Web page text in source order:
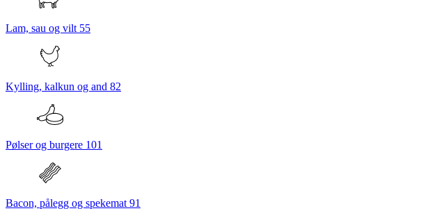
Lam, sau og vilt 55
Kylling, kalkun og and 82
Pølser og burgere 101
Bacon, pålegg og spekemat 91